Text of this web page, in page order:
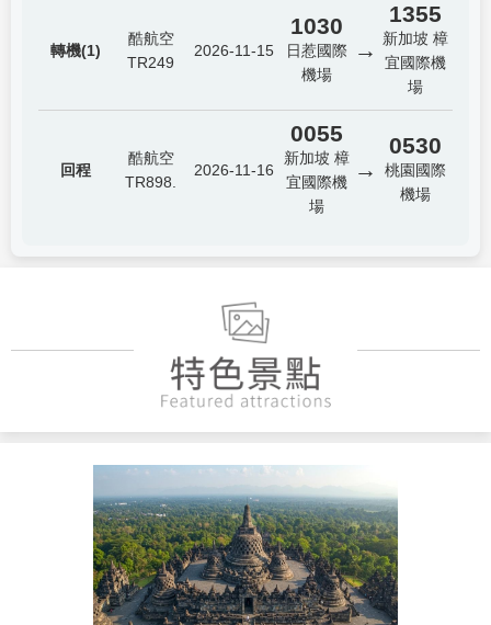
轉機(1)
酷航空
TR249
2026-11-15
1030
日惹國際
機場
→
1355
新加坡 樟
宜國際機
場
回程
酷航空
TR898.
2026-11-16
0055
新加坡 樟
宜國際機
場
→
0530
桃園國際
機場